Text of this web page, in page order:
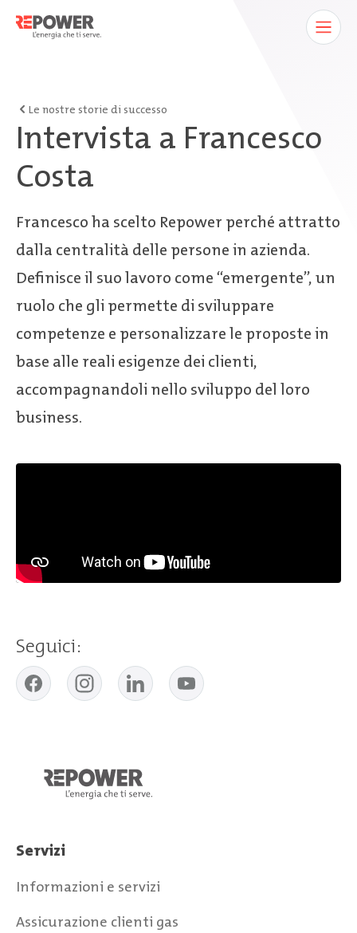
Le nostre storie di successo
Intervista a Francesco
Costa
Francesco ha scelto Repower perché attratto
dalla centralità delle persone in azienda.
Definisce il suo lavoro come “emergente”, un
ruolo che gli permette di sviluppare
competenze e personalizzare le proposte in
base alle reali esigenze dei clienti,
accompagnandoli nello sviluppo del loro
business.
Seguici:
Servizi
Informazioni e servizi
Assicurazione clienti gas